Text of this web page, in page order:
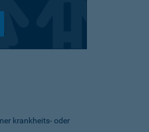
krankheits- oder